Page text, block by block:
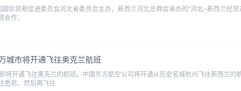
国际贸易促进委员会河北省委员会主办，新西兰河北总商会承办的“河北–新西兰经
作，
城市将开通飞往奥克兰航班
将开通飞往奥克兰的航班。中国东方航空公司将开通从历史名城杭州飞往新西兰
悉尼，然后再飞往